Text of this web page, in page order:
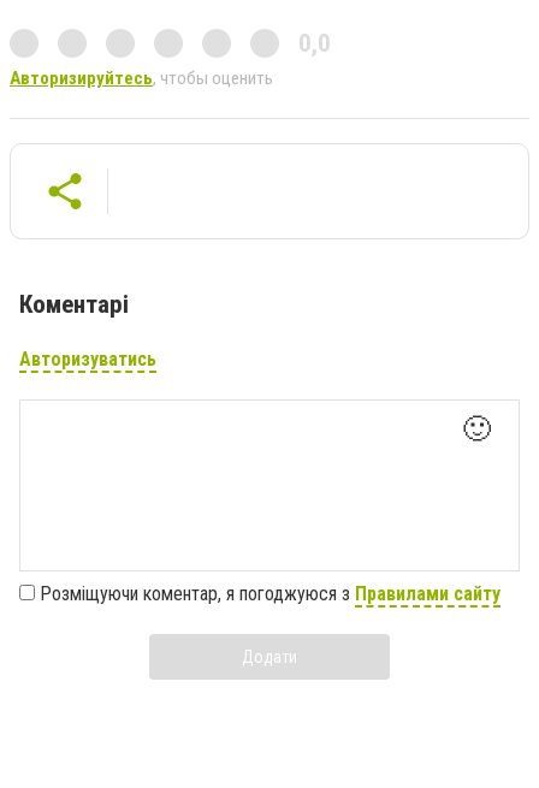
0,0
Авторизируйтесь, чтобы оценить
Коментарі
Авторизуватись
🙂
Розміщуючи коментар, я погоджуюся з Правилами сайту
Додати